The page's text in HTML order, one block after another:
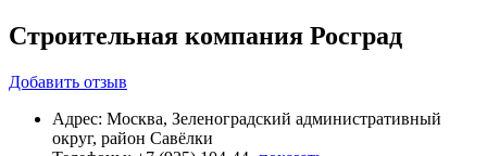
Строительная компания Росград
Добавить отзыв
Адрес: Москва, Зеленоградский административный
округ, район Савёлки